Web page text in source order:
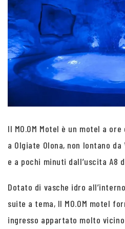
Il MO.OM Motel è un motel a
a Olgiate Olona, non lontano da
e a pochi minuti dall’uscita A8
Dotato di vasche idro
suite a tema, Il MO.OM motel
ingresso appartato molto